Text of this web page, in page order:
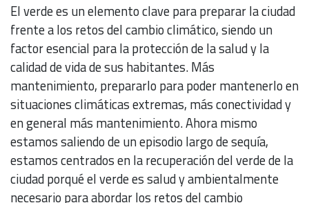
El verde es un elemento clave para preparar la ciudad
frente a los retos del cambio climático, siendo un
factor esencial para la protección de la salud y la
calidad de vida de sus habitantes. Más
mantenimiento, prepararlo para poder mantenerlo en
situaciones climáticas extremas, más conectividad y
en general más mantenimiento. Ahora mismo
estamos saliendo de un episodio largo de sequía,
estamos centrados en la recuperación del verde de la
ciudad porqué el verde es salud y ambientalmente
necesario para abordar los retos del cambio